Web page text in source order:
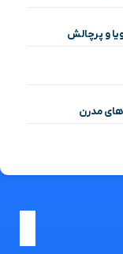
و پرچالش